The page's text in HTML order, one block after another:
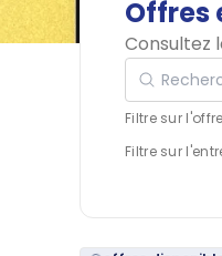
Offres
Consultez
Filtre sur
Filtre sur